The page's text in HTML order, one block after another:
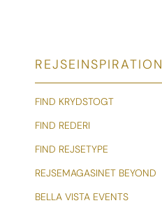
REJSEINSPIRATION
FIND KRYDSTOGT
FIND REDERI
FIND REJSETYPE
REJSEMAGASINET BEYOND
BELLA VISTA EVENTS